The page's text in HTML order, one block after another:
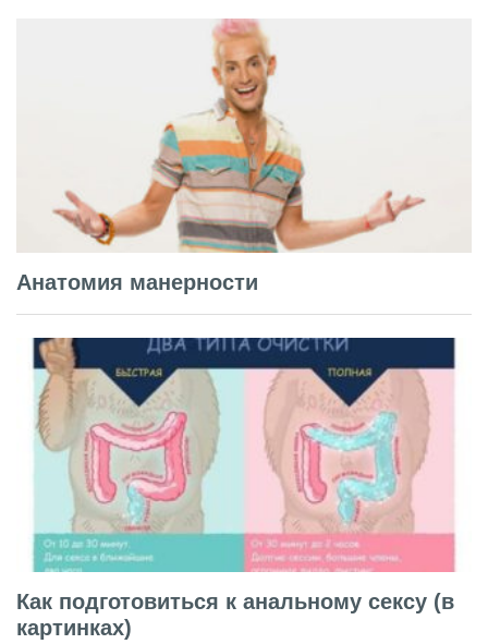
Анатомия манерности
Как подготовиться к анальному сексу (в
картинках)